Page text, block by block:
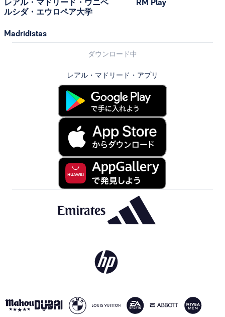
レアル・マドリード・ウニベ
ルシダ・エウロペア大学
Madridistas
RM Play
ダウンロード中
レアル・マドリード・アプリ